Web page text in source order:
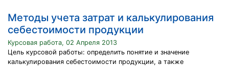
Методы учета затрат и калькулирования
себестоимости продукции
Курсовая работа, 02 Апреля 2013
Цель курсовой работы: определить понятие и значение
калькулирования себестоимости продукции, а также